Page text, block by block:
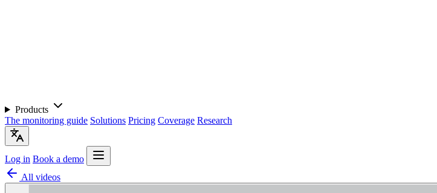
Products
The monitoring guide Solutions Pricing Coverage Research
Log in Book a demo
All videos